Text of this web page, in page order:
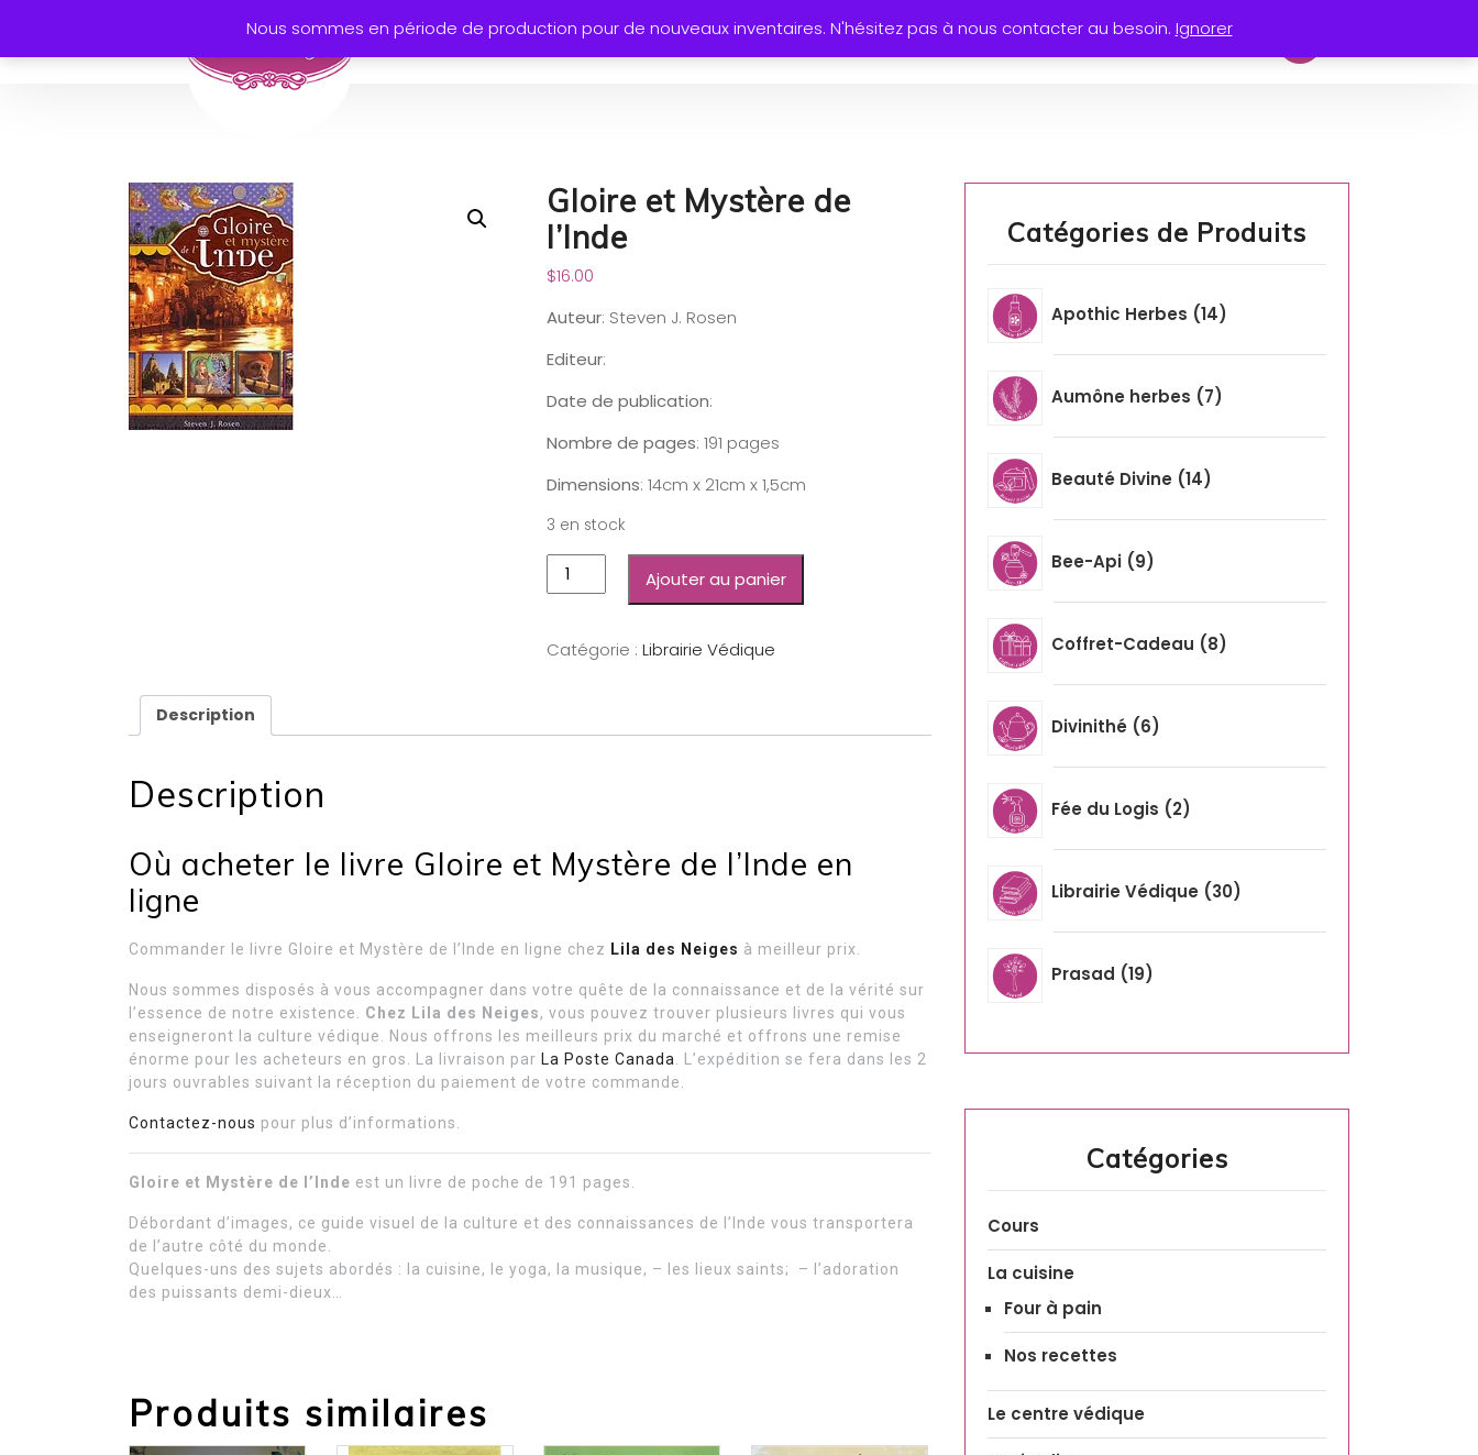
Accueil À Propos Boutique Cours Activités Partenaires Contact
Gloire et Mystère de
l’Inde
$16.00
Auteur: Steven J. Rosen
Editeur:
Date de publication:
Nombre de pages: 191 pages
Dimensions: 14cm x 21cm x 1,5cm
3 en stock
Ajouter au panier
Catégorie : Librairie Védique
Description
Description
Où acheter le livre Gloire et Mystère de l’Inde en
ligne
Commander le livre Gloire et Mystère de l’Inde en ligne chez Lila des Neiges à meilleur prix.
Nous sommes disposés à vous accompagner dans votre quête de la connaissance et de la vérité sur
l’essence de notre existence. Chez Lila des Neiges, vous pouvez trouver plusieurs livres qui vous
enseigneront la culture védique. Nous offrons les meilleurs prix du marché et offrons une remise
énorme pour les acheteurs en gros. La livraison par La Poste Canada. L’expédition se fera dans les 2
jours ouvrables suivant la réception du paiement de votre commande.
Contactez-nous pour plus d’informations.
Gloire et Mystère de l’Inde est un livre de poche de 191 pages.
Débordant d’images, ce guide visuel de la culture et des connaissances de l’Inde vous transportera
de l’autre côté du monde.
Quelques-uns des sujets abordés : la cuisine, le yoga, la musique, – les lieux saints; – l’adoration
des puissants demi-dieux…
Produits similaires
Catégories de Produits
Apothic Herbes 14
Aumône herbes 7
Beauté Divine 14
Bee-Api 9
Coffret-Cadeau 8
Divinithé 6
Fée du Logis 2
Librairie Védique 30
Prasad 19
Catégories
Cours
La cuisine
Four à pain
Nos recettes
Le centre védique
Nous sommes en période de production pour de nouveaux inventaires. N'hésitez pas à nous contacter au besoin. Ignorer